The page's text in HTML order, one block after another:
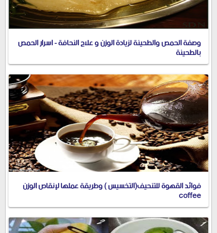
وصفة الحمص والطحينة لزيادة الوزن و علاج النحافة - اسرار الحمص
بالطحينة
فوائد القهوة للتنحيف(التخسيس ) وطريقة عملها لإنقاص الوزن
coffee